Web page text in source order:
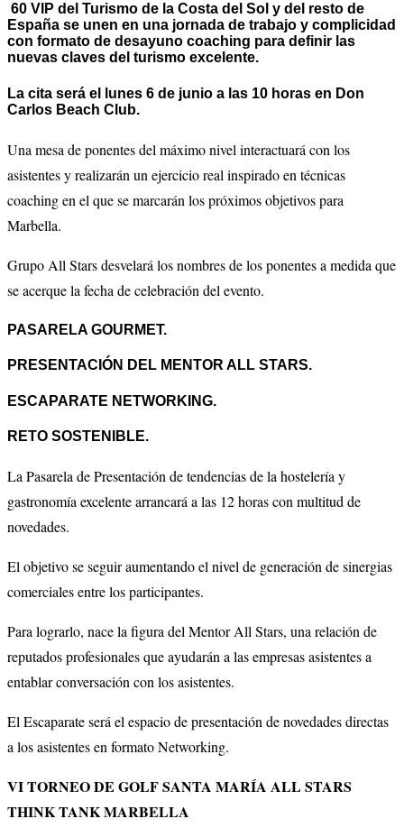
60 VIP del Turismo de la Costa del Sol y del resto de
España se unen en una jornada de trabajo y complicidad
con formato de desayuno coaching para definir las
nuevas claves del turismo excelente.
La cita será el lunes 6 de junio a las 10 horas en Don
Carlos Beach Club.
Una mesa de ponentes del máximo nivel interactuará con los
asistentes y realizarán un ejercicio real inspirado en técnicas
coaching en el que se marcarán los próximos objetivos para
Marbella.
Grupo All Stars desvelará los nombres de los ponentes a medida que
se acerque la fecha de celebración del evento.
PASARELA GOURMET.
PRESENTACIÓN DEL MENTOR ALL STARS.
ESCAPARATE NETWORKING.
RETO SOSTENIBLE.
La Pasarela de Presentación de tendencias de la hostelería y
gastronomía excelente arrancará a las 12 horas con multitud de
novedades.
El objetivo se seguir aumentando el nivel de generación de sinergias
comerciales entre los participantes.
Para lograrlo, nace la figura del Mentor All Stars, una relación de
reputados profesionales que ayudarán a las empresas asistentes a
entablar conversación con los asistentes.
El Escaparate será el espacio de presentación de novedades directas
a los asistentes en formato Networking.
VI TORNEO DE GOLF SANTA MARÍA ALL STARS
THINK TANK MARBELLA